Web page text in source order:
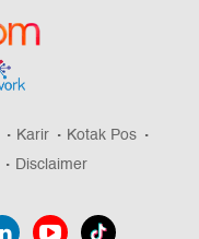
Karir
Kotak Pos
Disclaimer